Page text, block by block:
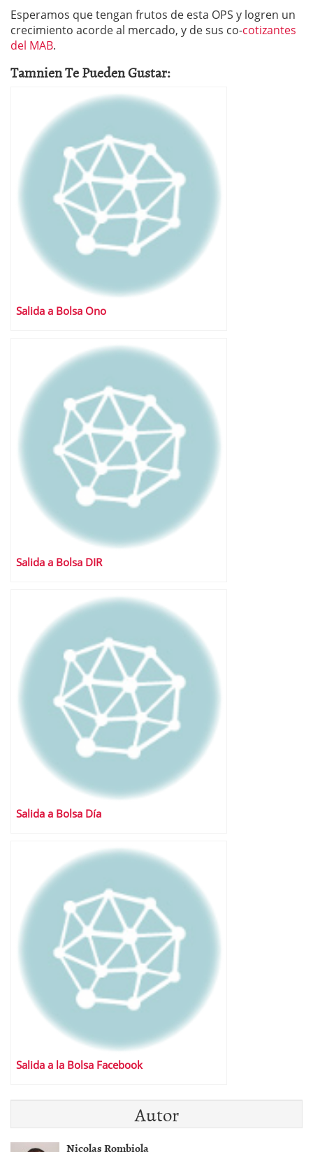
Esperamos que tengan frutos de esta OPS y logren un
crecimiento acorde al mercado, y de sus co-cotizantes
del MAB.
Tamnien Te Pueden Gustar:
Salida a Bolsa Ono
Salida a Bolsa DIR
Salida a Bolsa Día
Salida a la Bolsa Facebook
Autor
Nicolas Rombiola